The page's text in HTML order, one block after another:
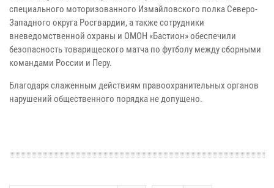
специального моторизованного Измайловского полка Северо-
Западного округа Росгвардии, а также сотрудники
вневедомственной охраны и ОМОН «Бастион» обеспечили
безопасность товарищеского матча по футболу между сборными
командами России и Перу.
Благодаря слаженным действиям правоохранительных органов
нарушений общественного порядка не допущено.